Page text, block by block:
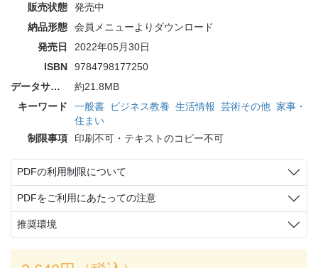
販売状態
発売中
納品形態
会員メニューよりダウンロード
発売日
2022年05月30日
ISBN
9784798177250
データサイズ
約21.8MB
キーワード
一般書 ビジネス教養 生活情報 芸術その他 家事・
住まい
制限事項
印刷不可・テキストのコピー不可
PDFの利用制限について
PDFをご利用にあたっての注意
推奨環境